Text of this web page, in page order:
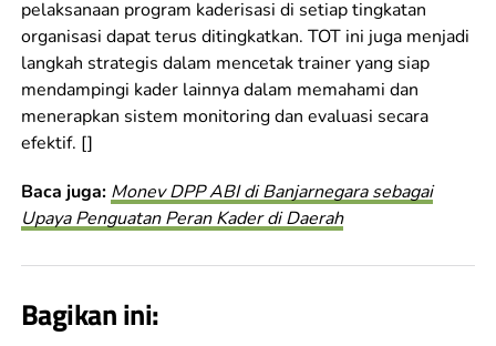
pelaksanaan program kaderisasi di setiap tingkatan
organisasi dapat terus ditingkatkan. TOT ini juga menjadi
langkah strategis dalam mencetak trainer yang siap
mendampingi kader lainnya dalam memahami dan
menerapkan sistem monitoring dan evaluasi secara
efektif. []
Baca juga: Monev DPP ABI di Banjarnegara sebagai
Upaya Penguatan Peran Kader di Daerah
Bagikan ini: